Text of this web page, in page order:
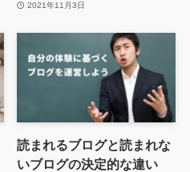
2021年11月3日
読まれるブログと読まれな
いブログの決定的な違い